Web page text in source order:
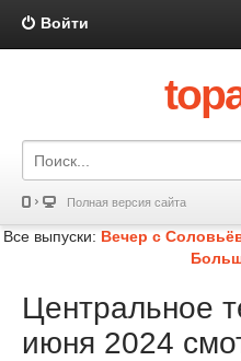
Войти
Полная версия сайта
Все выпуски: Вечер с
Центральное
июня 2024